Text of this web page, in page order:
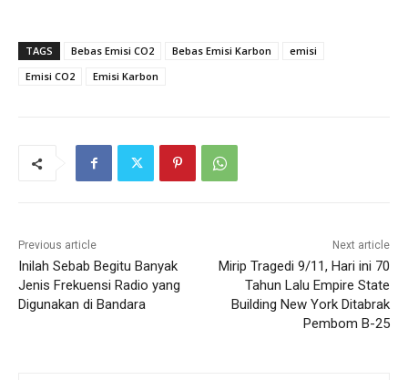
TAGS Bebas Emisi CO2 Bebas Emisi Karbon
emisi
Emisi CO2
Emisi Karbon
Previous article
Inilah Sebab Begitu Banyak
Jenis Frekuensi Radio yang
Digunakan di Bandara
Next article
Mirip Tragedi 9/11, Hari ini 70
Tahun Lalu Empire State
Building New York Ditabrak
Pembom B-25